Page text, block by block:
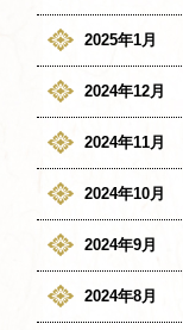
2025年1月
2024年12月
2024年11月
2024年10月
2024年9月
2024年8月